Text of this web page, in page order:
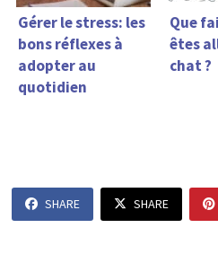
Gérer le stress: les
bons réflexes à
adopter au
quotidien
Que
êtes
chat ?
SHARE SHARE